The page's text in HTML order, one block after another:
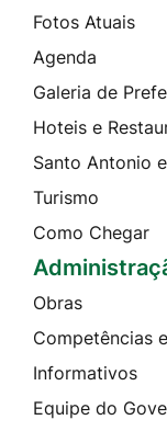
Fotos Atuais
Agenda
Galeria de
Hoteis e
Santo Antonio
Turismo
Como Chegar
Obras
Competências
Informativos
Equipe do